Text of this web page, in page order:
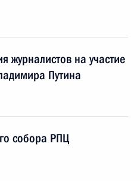
журналистов на участие
Путина
собора РПЦ